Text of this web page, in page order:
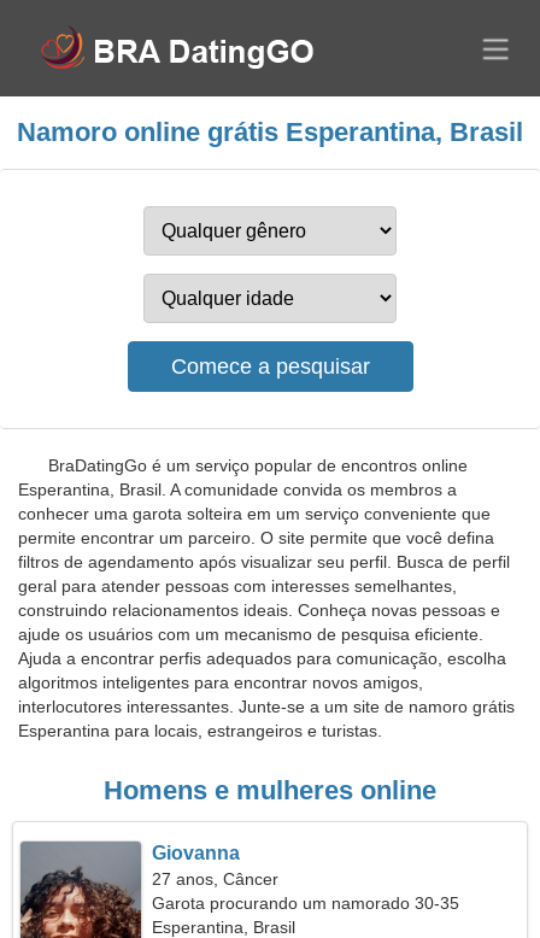
Namoro online grátis Esperantina, Brasil
BraDatingGo é um serviço popular de encontros online
Esperantina, Brasil. A comunidade convida os membros a
conhecer uma garota solteira em um serviço conveniente que
permite encontrar um parceiro. O site permite que você defina
filtros de agendamento após visualizar seu perfil. Busca de perfil
geral para atender pessoas com interesses semelhantes,
construindo relacionamentos ideais. Conheça novas pessoas e
ajude os usuários com um mecanismo de pesquisa eficiente.
Ajuda a encontrar perfis adequados para comunicação, escolha
algoritmos inteligentes para encontrar novos amigos,
interlocutores interessantes. Junte-se a um site de namoro grátis
Esperantina para locais, estrangeiros e turistas.
Homens e mulheres online
Giovanna
27 anos, Câncer
Garota procurando um namorado 30-35
Esperantina, Brasil